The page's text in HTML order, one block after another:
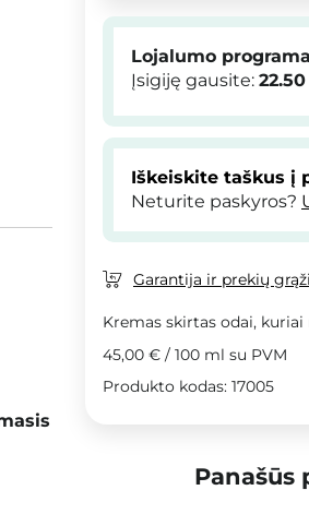
Lojalumo programa
Įsigiję gausite: 22.50
Iškeiskite taškus į
Neturite paskyros?
Garantija ir prekių
Kremas skirtas odai,
45,00 € / 100 ml su PVM
Produkto kodas: 17005
Panašūs